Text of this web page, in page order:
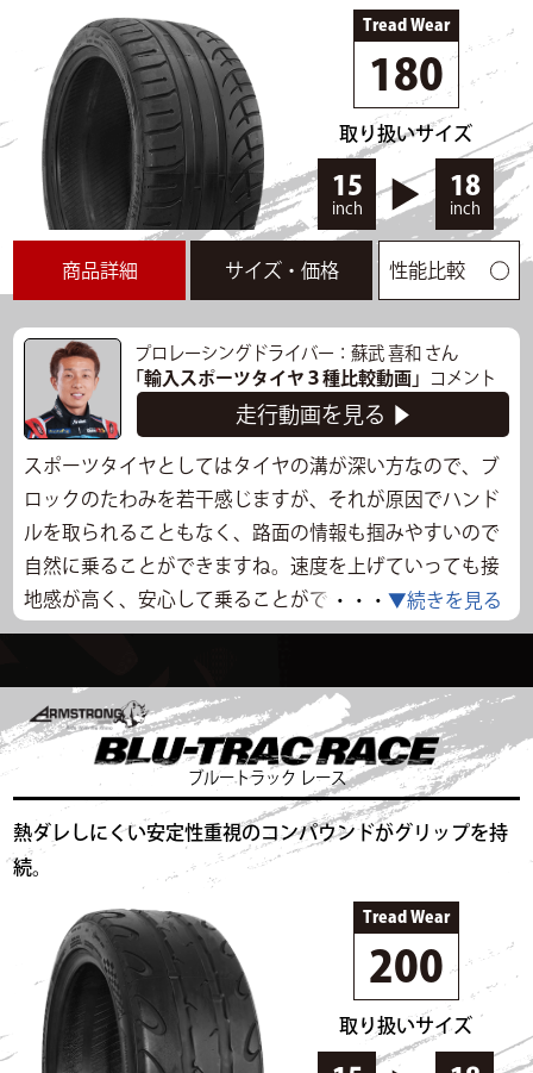
タイムリザルト一覧
▲閉じる
Tread Wear
180
取り扱いサイズ
15
inch
18
inch
商品詳細 サイズ・価格 性能比較
プロレーシングドライバー：蘇武 喜和 さん
「輸入スポーツタイヤ３種比較動画」
コメント
走行動画を見る ▶
スポーツタイヤとしてはタイヤの溝が深い方なので、ブ
ロックのたわみを若干感じますが、それが原因でハンド
ルを取られることもなく、路面の情報も掴みやすいので
自然に乗ることができますね。速度を上げていっても接
地感が高く、安心して乗ることができます。ただし、
TW180の柔らかいコンパウンドが影響してか、レーンチ
ーキットでは、コースイン直後のタイヤが冷えている状
態でも唐突にグリップが失われるようなこともなく、怖
さを感じさせません。アンダーステア、オーバーステア
の挙動も分かりやすく、クルマのコントロールを学ぶた
めにも最適なタイヤだと思います。
走行データ
走行時間 13:00～ 路面温度 15.5℃
タイム
最高速度 86.760km/h
タイムリザルト一覧
・・・ ▼続きを見る
▲閉じる
ブルートラック レース
熱ダレしにくい安定性重視のコンパウンドがグリップを持
続。
Tread Wear
200
取り扱いサイズ